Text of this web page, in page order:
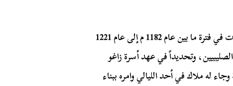
تقول القصة الشهيرة عن بناء الكنائس الـ 11 التي شيدت في فترة ما بين عام 1182 م إلى عام 1221
وتحديداً في عهد أسرة زاغو
له ملاك في أحد الليالي وامره ببناء